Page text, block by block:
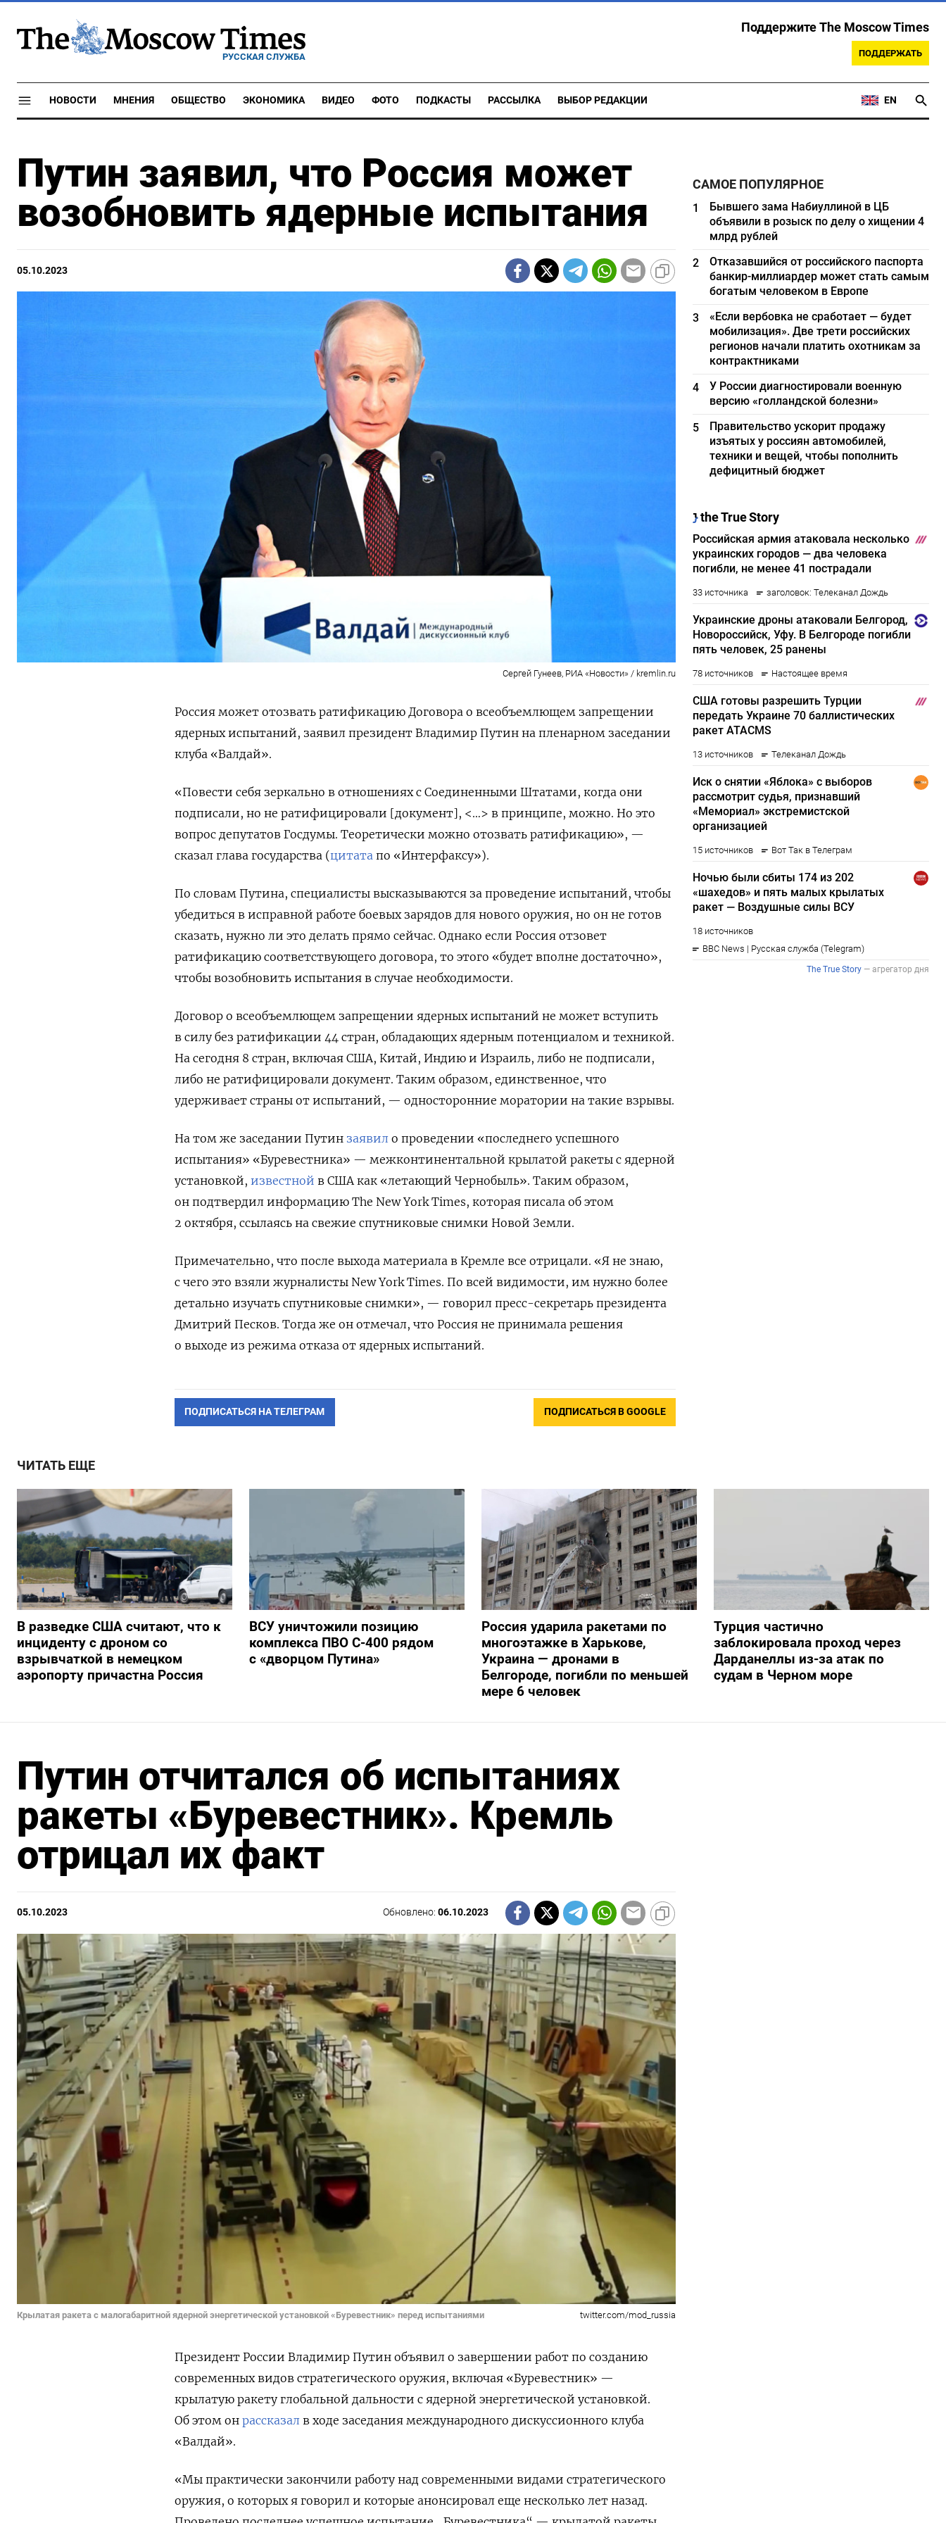
РУССКАЯ СЛУЖБА
Поддержите The Moscow Times
ПОДДЕРЖАТЬ
НОВОСТИ МНЕНИЯ ОБЩЕСТВО ЭКОНОМИКА ВИДЕО ФОТО ПОДКАСТЫ РАССЫЛКА ВЫБОР РЕДАКЦИИ EN
Путин заявил, что Россия может
возобновить ядерные испытания
05.10.2023
Сергей Гунеев, РИА «Новости» / kremlin.ru
Россия может отозвать ратификацию Договора о всеобъемлющем запрещении
ядерных испытаний, заявил президент Владимир Путин на пленарном заседании
клуба «Валдай».
«Повести себя зеркально в отношениях с Соединенными Штатами, когда они
подписали, но не ратифицировали [документ], <…> в принципе, можно. Но это
вопрос депутатов Госдумы. Теоретически можно отозвать ратификацию», —
сказал глава государства (цитата по «Интерфаксу»).
По словам Путина, специалисты высказываются за проведение испытаний, чтобы
убедиться в исправной работе боевых зарядов для нового оружия, но он не готов
сказать, нужно ли это делать прямо сейчас. Однако если Россия отзовет
ратификацию соответствующего договора, то этого «будет вполне достаточно»,
чтобы возобновить испытания в случае необходимости.
Договор о всеобъемлющем запрещении ядерных испытаний не может вступить
в силу без ратификации 44 стран, обладающих ядерным потенциалом и техникой.
На сегодня 8 стран, включая США, Китай, Индию и Израиль, либо не подписали,
либо не ратифицировали документ. Таким образом, единственное, что
удерживает страны от испытаний, — односторонние моратории на такие взрывы.
На том же заседании Путин заявил о проведении «последнего успешного
испытания» «Буревестника» — межконтинентальной крылатой ракеты с ядерной
установкой, известной в США как «летающий Чернобыль». Таким образом,
он подтвердил информацию The New York Times, которая писала об этом
2 октября, ссылаясь на свежие спутниковые снимки Новой Земли.
Примечательно, что после выхода материала в Кремле все отрицали. «Я не знаю,
с чего это взяли журналисты New York Times. По всей видимости, им нужно более
детально изучать спутниковые снимки», — говорил пресс-секретарь президента
Дмитрий Песков. Тогда же он отмечал, что Россия не принимала решения
о выходе из режима отказа от ядерных испытаний.
ПОДПИСАТЬСЯ НА ТЕЛЕГРАМ ПОДПИСАТЬСЯ В GOOGLE
САМОЕ ПОПУЛЯРНОЕ
1
Бывшего зама Набиуллиной в ЦБ
объявили в розыск по делу о хищении 4
млрд рублей
2
Отказавшийся от российского паспорта
банкир-миллиардер может стать самым
богатым человеком в Европе
3
«Если вербовка не сработает — будет
мобилизация». Две трети российских
регионов начали платить охотникам за
контрактниками
4
У России диагностировали военную
версию «голландской болезни»
5
Правительство ускорит продажу
изъятых у россиян автомобилей,
техники и вещей, чтобы пополнить
дефицитный бюджет
ЧИТАТЬ ЕЩЕ
В разведке США считают, что к
инциденту с дроном со
взрывчаткой в немецком
аэропорту причастна Россия
ВСУ уничтожили позицию
комплекса ПВО С-400 рядом
с «дворцом Путина»
Россия ударила ракетами по
многоэтажке в Харькове,
Украина — дронами в
Белгороде, погибли по меньшей
мере 6 человек
Турция частично
заблокировала проход через
Дарданеллы из-за атак по
судам в Черном море
Путин отчитался об испытаниях
ракеты «Буревестник». Кремль
отрицал их факт
05.10.2023 Обновлено:06.10.2023
Крылатая ракета с малогабаритной ядерной энергетической установкой «Буревестник» перед испытаниями twitter.com/mod_russia
Президент России Владимир Путин объявил о завершении работ по созданию
современных видов стратегического оружия, включая «Буревестник» —
крылатую ракету глобальной дальности с ядерной энергетической установкой.
Об этом он рассказал в ходе заседания международного дискуссионного клуба
«Валдай».
«Мы практически закончили работу над современными видами стратегического
оружия, о которых я говорил и которые анонсировал еще несколько лет назад.